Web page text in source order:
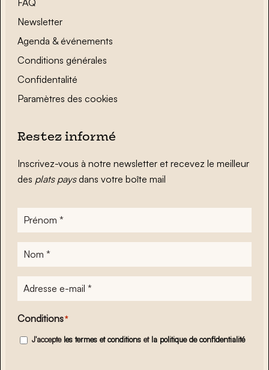
FAQ
Newsletter
Agenda & événements
Conditions générales
Confidentalité
Paramètres des cookies
Restez informé
Inscrivez-vous à notre newsletter et recevez le meilleur
des plats paysdans votre boîte mail
Prénom
Nom
Adresse
e-
mail*
Conditions*
J'accepte les termes et conditions et la politique de confidentialité